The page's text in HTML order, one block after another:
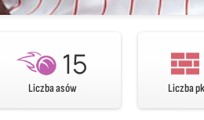
15
Liczba asów Liczba